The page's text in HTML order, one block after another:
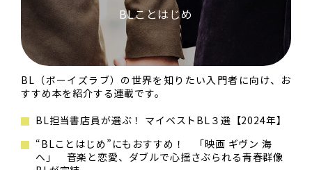
BLことはじめ
BL（ボーイズラブ）の世界を知りたい入門者に向け、お
すすめ本を紹介する連載です。
BL担当書店員が選ぶ！ マイベストBL３選【2024年】
“BLことはじめ”にもおすすめ！ 「映画 ギヴン 海
へ」 音楽と恋愛、ダブルで心揺さぶられる青春群像